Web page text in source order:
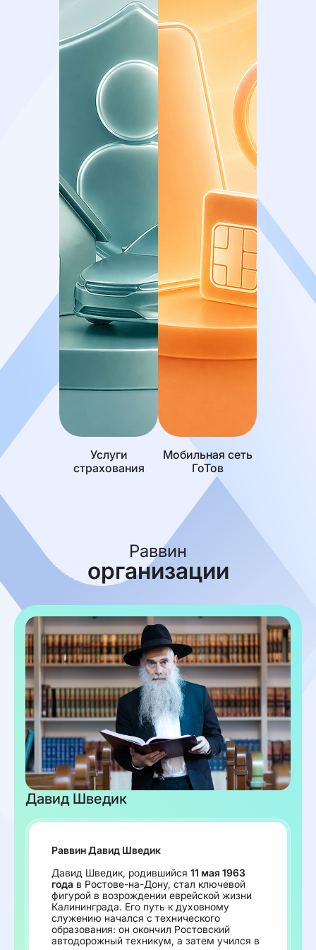
Синагога стала символом возрождения
еврейской жизни в регионе, объединяя
историческую память и современные
традиции.
Услуги
страхования
Мобильная сеть
ГоТов
Раввин
организации
Давид Шведик
Раввин Давид Шведик
Давид Шведик, родившийся 11 мая 1963
года в Ростове-на-Дону, стал ключевой
фигурой в возрождении еврейской жизни
Калининграда. Его путь к духовному
служению начался с технического
образования: он окончил Ростовский
автодорожный техникум, а затем учился в